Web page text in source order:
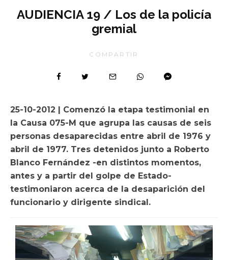
AUDIENCIA 19 / Los de la policía
gremial
COMPARTIR
25-10-2012 | Comenzó la etapa testimonial en
la Causa 075-M que agrupa las causas de seis
personas desaparecidas entre abril de 1976 y
abril de 1977. Tres detenidos junto a Roberto
Blanco Fernández -en distintos momentos,
antes y a partir del golpe de Estado-
testimoniaron acerca de la desaparición del
funcionario y dirigente sindical.